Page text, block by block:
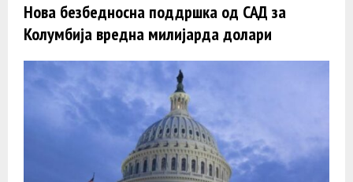
Нова безбедносна поддршка од САД за
Колумбија вредна милијарда долари